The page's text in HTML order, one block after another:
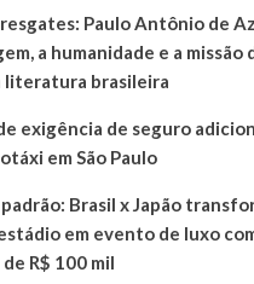
Paulo Antônio de
a humanidade e a missão
literatura brasileira
exigência de seguro
em São Paulo
Brasil x Japão
em evento de luxo
R$ 100 mil